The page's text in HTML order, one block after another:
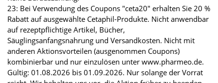
23: Bei Verwendung des Coupons "ceta20" erhalten Sie 20 %
Rabatt auf ausgewählte Cetaphil-Produkte. Nicht anwendbar
auf rezeptpflichtige Artikel, Bücher,
Säuglingsanfangsnahrung und Versandkosten. Nicht mit
anderen Aktionsvorteilen (ausgenommen Coupons)
kombinierbar und nur einzulösen unter www.pharmeo.de.
Gültig: 01.08.2026 bis 01.09.2026. Nur solange der Vorrat